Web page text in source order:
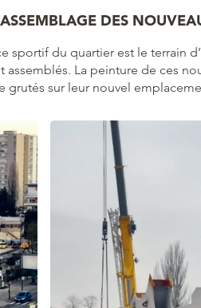
DES
sportif du quartier est le terrain
assemblés. La peinture de ces
grutés sur leur nouvel